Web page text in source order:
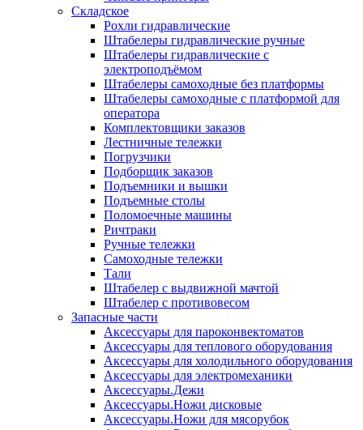
Складское
Рохли гидравлические
Штабелеры гидравлические ручные
Штабелеры гидравлические с
электроподъёмом
Штабелеры самоходные без платформы
Штабелеры самоходные с платформой для
оператора
Комплектовщики заказов
Лестничные тележки
Погрузчики
Подборщик заказов
Подъемники и вышки
Подъемные столы
Поломоечные машины
Ричтраки
Ручные тележки
Самоходные тележки
Тали
Штабелер с выдвижной мачтой
Штабелер с противовесом
Запасные части
Аксессуары для пароконвектоматов
Аксессуары для теплового оборудования
Аксессуары для холодильного оборудования
Аксессуары для электромеханики
Аксессуары.Дежи
Аксессуары.Ножи дисковые
Аксессуары.Ножи для мясорубок